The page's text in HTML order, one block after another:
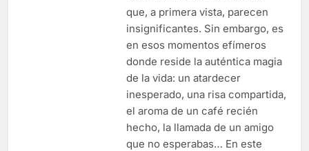
que, a primera vista, parecen
insignificantes. Sin embargo, es
en esos momentos efímeros
donde reside la auténtica magia
de la vida: un atardecer
inesperado, una risa compartida,
el aroma de un café recién
hecho, la llamada de un amigo
que no esperabas… En este